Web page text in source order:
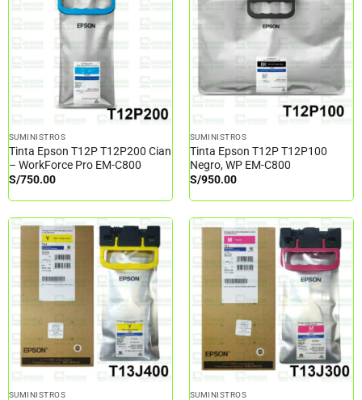
SUMINISTROS
Tinta Epson T12P T12P200 Cian
– WorkForce Pro EM-C800
S/750.00
SUMINISTROS
Tinta Epson T12P T12P100
Negro, WP EM-C800
S/950.00
SUMINISTROS SUMINISTROS